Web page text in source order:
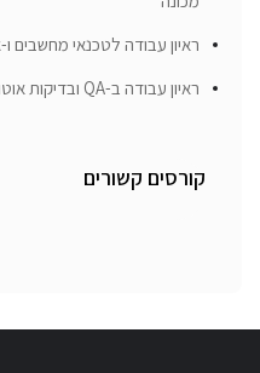
ראיון עבודה לטכנאי מחשבים ו-Helpdesk: קו ההגנה הראשון
ראיון עבודה ב-QA ובדיקות אוטומציה: איך חושבים כמו בודק תוכנה
קורסים קשורים